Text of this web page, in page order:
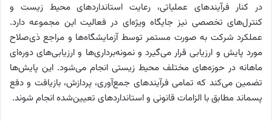
در کنار فرآیندهای عملیاتی، رعایت استانداردهای محیط زیست و
کنترل‌های تخصصی نیز جایگاه ویژه‌ای در فعالیت این مجموعه دارد.
عملکرد شرکت به صورت مستمر توسط آزمایشگاه‌ها و مراجع ذی‌صلاح
مورد پایش و ارزیابی قرار می‌گیرد و نمونه‌برداری‌ها و ارزیابی‌های دوره‌ای
ماهانه در حوزه‌های مختلف محیط زیستی انجام می‌شود. این پایش‌ها
تضمین می‌کند که تمامی فرآیندهای جمع‌آوری، پردازش، بازیافت و دفع
پسماند مطابق با الزامات قانونی و استانداردهای تعیین‌شده انجام شوند.